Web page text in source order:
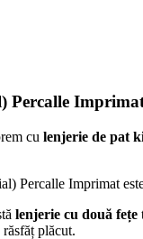
Percalle
cu lenjerie de pat
Percalle Imprimat
lenjerie cu două fețe
plăcut.